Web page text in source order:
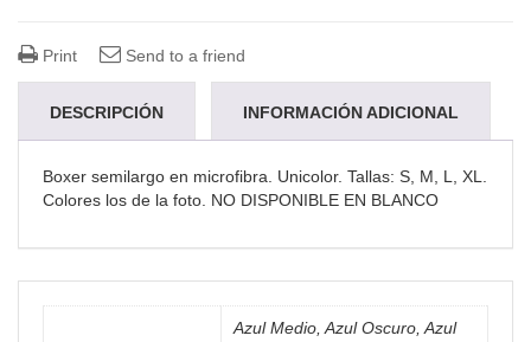
Print Send to a friend
DESCRIPCIÓN INFORMACIÓN ADICIONAL
Boxer semilargo en microfibra. Unicolor. Tallas: S, M, L, XL.
Colores los de la foto. NO DISPONIBLE EN BLANCO
Azul Medio, Azul Oscuro, Azul